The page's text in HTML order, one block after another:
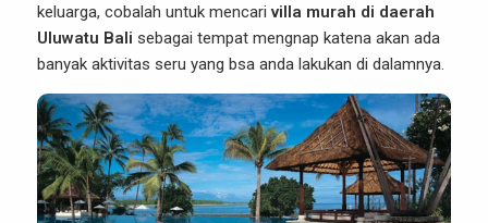
keluarga, cobalah untuk mencari villa murah di daerah
Uluwatu Bali sebagai tempat mengnap katena akan ada
banyak aktivitas seru yang bsa anda lakukan di dalamnya.